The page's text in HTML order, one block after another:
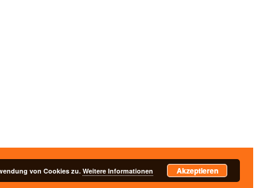
von Cookies zu. Weitere Informationen Akzeptieren